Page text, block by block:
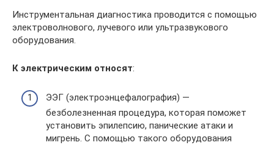
Инструментальная диагностика проводится с помощью
электроволнового, лучевого или ультразвукового
оборудования.
К электрическим относят:
ЭЭГ (электроэнцефалография) —
безболезненная процедура, которая поможет
установить эпилепсию, панические атаки и
мигрень. С помощью такого оборудования